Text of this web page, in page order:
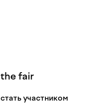
the fair
стать участником